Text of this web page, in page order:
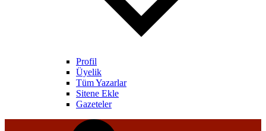
Profil
Üyelik
Tüm Yazarlar
Sitene Ekle
Gazeteler